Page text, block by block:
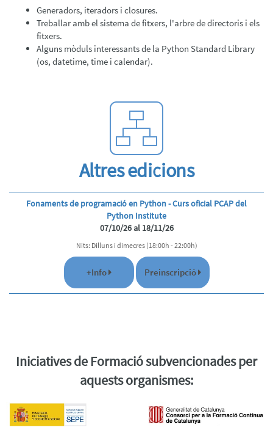
Generadors, iteradors i closures.
Treballar amb el sistema de fitxers, l'arbre de directoris i els
fitxers.
Alguns mòduls interessants de la Python Standard Library
(os, datetime, time i calendar).
Altres edicions
Fonaments de programació en Python - Curs oficial PCAP del
Python Institute
07/10/26 al 18/11/26
Nits: Dilluns i dimecres (18:00h - 22:00h)
+Info Preinscripció
Iniciatives de Formació subvencionades per
aquests organismes: